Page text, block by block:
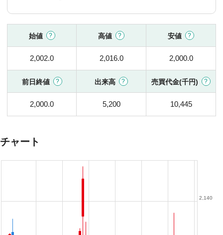
始値 高値 安値
2,002.0 2,016.0 2,000.0
前日終値 出来高 売買代金(千円)
2,000.0 5,200 10,445
チャート
2,140